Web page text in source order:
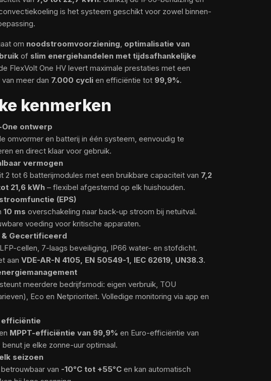
is het systeem geschikt voor zowel binnen-
om noodstroomvoorziening, optimalisatie van
of slim energiehandelen met tijdsafhankelijke
FlexVolt One HV levert maximale prestaties met een
meer dan 7.000 cycli en efficiëntie tot 99,9%.
kenmerken
ontwerp
omvormer en batterij in één systeem, eenvoudig te
en direct klaar voor gebruik.
vermogen
2 tot 6 batterijmodules met een bruikbare capaciteit van 7,2
21,6 kWh – flexibel afgestemd op elk huishouden.
(EPS)
10 ms overschakeling naar back-up stroom bij netuitval.
voeding voor kritische apparaten.
& Gecertificeerd
cellen, 7-laags beveiliging, IP66 water- en stofdicht.
aan VDE-AR-N 4105, EN 50549-1, IEC 62619, UN38.3.
meerdere bedrijfsmodi: eigen verbruik, TOU
Eco en Netprioriteit. Volledige monitoring via app en
efficiëntie
MPPT-efficiëntie van 99,9% en Euro-efficiëntie van
benut je elke zonne-uur optimaal.
seizoen
van -10°C tot +55°C en kan automatisch